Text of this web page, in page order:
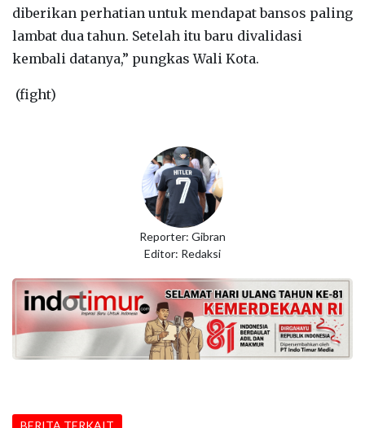
diberikan perhatian untuk mendapat bansos paling
lambat dua tahun. Setelah itu baru divalidasi
kembali datanya,” pungkas Wali Kota.
(fight)
Reporter: Gibran
Editor: Redaksi
BERITA TERKAIT